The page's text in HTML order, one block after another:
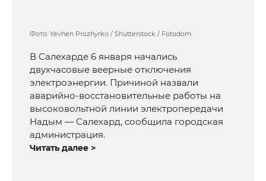
Фото: Yevhen Prozhyrko / Shutterstock / Fotodom
В Салехарде 6 января начались
двухчасовые веерные отключения
электроэнергии. Причиной назвали
аварийно-восстановительные работы на
высоковольтной линии электропередачи
Надым — Салехард, сообщила городская
администрация.
Читать далее >